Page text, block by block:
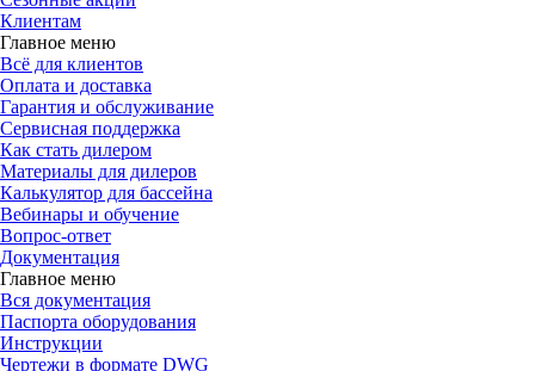
Клиентам
Главное меню
Всё для клиентов
Оплата и доставка
Гарантия и обслуживание
Сервисная поддержка
Как стать дилером
Материалы для дилеров
Калькулятор для бассейна
Вебинары и обучение
Вопрос-ответ
Документация
Главное меню
Вся документация
Паспорта оборудования
Инструкции
Чертежи в формате DWG